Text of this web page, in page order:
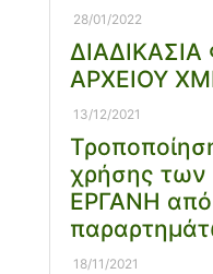
28/01/2022
ΑΡΧΕΙΟΥ
13/12/2021
χρήσης των
ΕΡΓΑΝΗ από
18/11/2021